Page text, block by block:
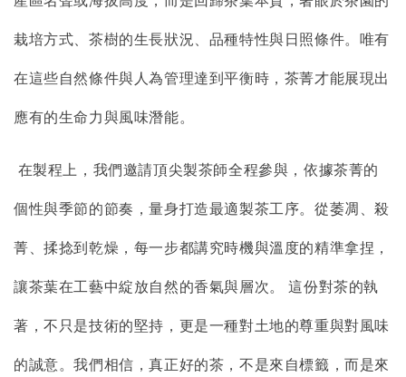
栽培方式、茶樹的生長狀況、品種特性與日照條件。唯有
在這些自然條件與人為管理達到平衡時，茶菁才能展現出
應有的生命力與風味潛能。
在製程上，我們邀請頂尖製茶師全程參與，依據茶菁的
個性與季節的節奏，量身打造最適製茶工序。從萎凋、殺
菁、揉捻到乾燥，每一步都講究時機與溫度的精準拿捏，
讓茶葉在工藝中綻放自然的香氣與層次。 這份對茶的執
著，不只是技術的堅持，更是一種對土地的尊重與對風味
的誠意。我們相信，真正好的茶，不是來自標籤，而是來